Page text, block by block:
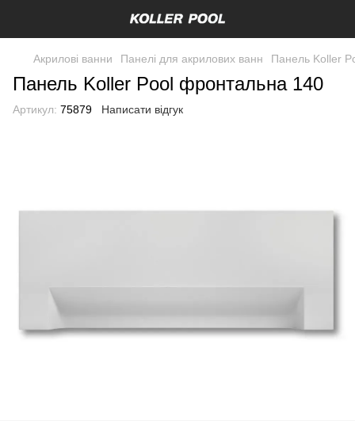
Акрилові ванни Панелі для акрилових ванн Панель Koller
Панель Koller Pool фронтальна 140
Артикул: 75879 Написати відгук